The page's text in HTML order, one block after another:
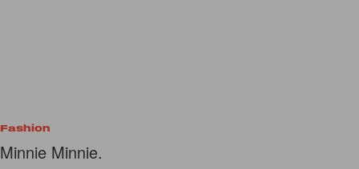
Fashion
Minnie Minnie.